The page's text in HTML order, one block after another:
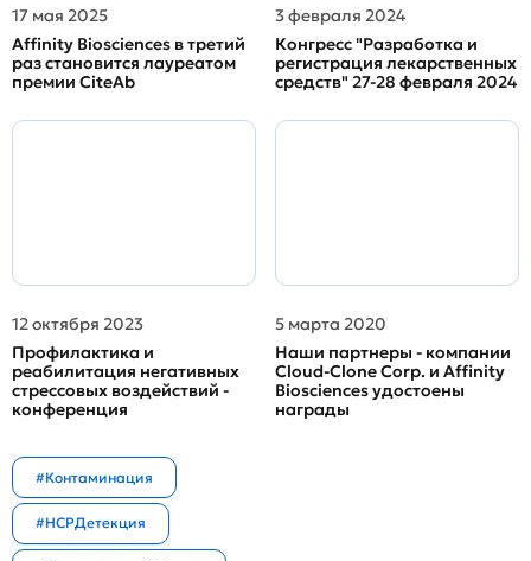
17 мая 2025
Affinity Biosciences в третий
раз становится лауреатом
премии CiteAb
3 февраля 2024
Конгресс "Разработка и
регистрация лекарственных
средств" 27-28 февраля 2024
12 октября 2023
Профилактика и
реабилитация негативных
стрессовых воздействий -
конференция
5 марта 2020
Наши партнеры - компании
Cloud-Clone Corp. и Affinity
Biosciences удостоены
награды
#Контаминация
#HCPДетекция